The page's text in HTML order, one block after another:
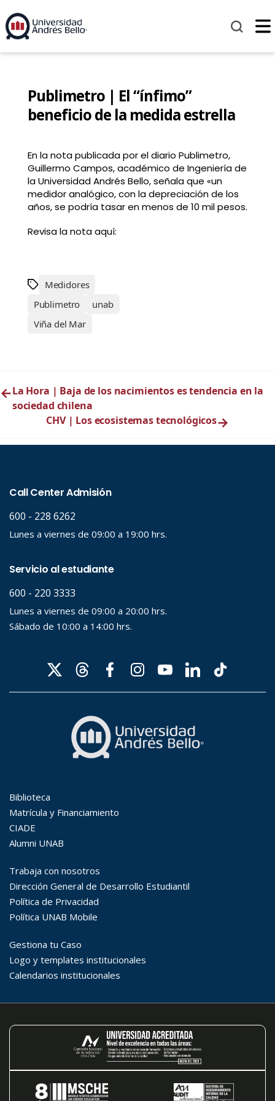
Publimetro | El “ínfimo”
beneficio de la medida estrella
En la nota publicada por el diario Publimetro,
Guillermo Campos, académico de Ingeniería de
la Universidad Andrés Bello, señala que «un
medidor analógico, con la depreciación de los
años, se podría tasar en menos de 10 mil pesos.
Revisa la nota aquí:
Medidores
Publimetro
unab
Viña del Mar
←La Hora | Baja de los nacimientos es tendencia en la
sociedad chilena
CHV | Los ecosistemas tecnológicos→